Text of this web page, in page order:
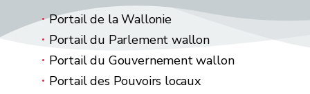
Portail de la Wallonie
Portail du Parlement wallon
Portail du Gouvernement wallon
Portail des Pouvoirs locaux